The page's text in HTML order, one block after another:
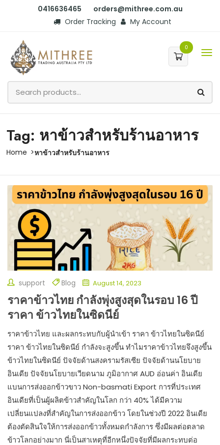
0416636465
orders@mithree.com.au
Order Tracking
My Account
0
Tag: หาข้าวสำหรับร้านอาหาร
Home หาข้าวสำหรับร้านอาหาร
support Blog August 14, 2023
ราคาข้าวไทย กำลังพุ่งสูงสุดในรอบ 16 ปี
ราคา ข้าวไทยในซิดนีย์
ราคาข้าวไทย และผลกระทบกับผู้นำเข้า ราคา ข้าวไทยในซิดนีย์
ราคา ข้าวไทยในซิดนีย์ กำลังจะสูงขึ้น ทำไมราคาข้าวไทยจึงสูงขึ้น
ข้าวไทยในซิดนีย์ ปัจจัยด้านสงครามรัสเซีย ปัจจัยด้านนโยบาย
อินเดีย ปัจจัยนโยบายเวียดนาม ภูมิอากาศ AUD อ่อนค่า อินเดีย
แบนการส่งออกข้าวขาว Non-basmati Export การที่ประเทศ
อินเดียที่เป็นผู้ผลิตข้าวสำคัญในโลก กว่า 40% ได้มีความ
เปลี่ยนแปลงที่สำคัญในการส่งออกข้าว โดยในช่วงปี 2022 อินเดีย
ต้องตัดสินใจให้การส่งออกข้าวทั้งหมดกำลังการ ซึ่งมีผลต่อตลาด
ข้าวโลกอย่างมาก นี่เป็นสาเหตุที่อีกหนึ่งปัจจัยที่มีผลกระทบต่อ